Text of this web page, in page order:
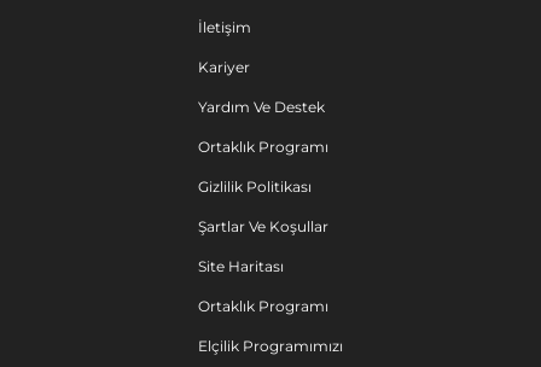
İletişim
Kariyer
Yardım Ve Destek
Ortaklık Programı
Gizlilik Politikası
Şartlar Ve Koşullar
Site Haritası
Ortaklık Programı
Elçilik Programımızı